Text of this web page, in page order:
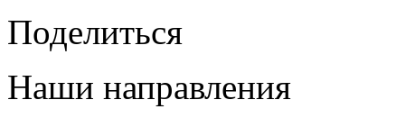
Поделиться
Наши направления